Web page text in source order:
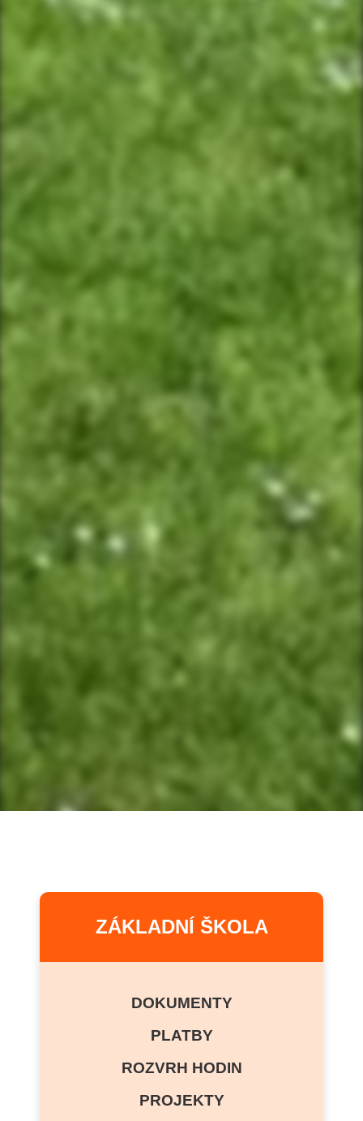
ZÁKLADNÍ ŠKOLA
DOKUMENTY
PLATBY
ROZVRH HODIN
PROJEKTY